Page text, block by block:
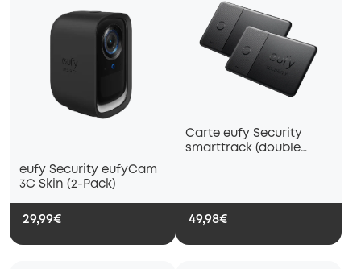
eufy Security eufyCam
3C Skin (2-Pack)
29,99€
Carte eufy Security
smarttrack (double
49,98€